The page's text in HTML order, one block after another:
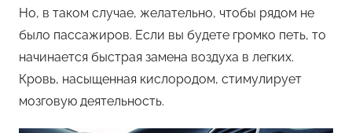
Но, в таком случае, желательно, чтобы рядом не
было пассажиров. Если вы будете громко петь, то
начинается быстрая замена воздуха в легких.
Кровь, насыщенная кислородом, стимулирует
мозговую деятельность.